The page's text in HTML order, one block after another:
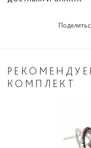
КОМПЛЕКТ